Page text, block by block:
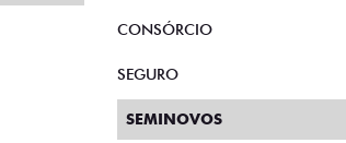
CONSÓRCIO
SEGURO
SEMINOVOS